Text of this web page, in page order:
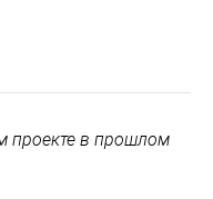
проекте в прошлом